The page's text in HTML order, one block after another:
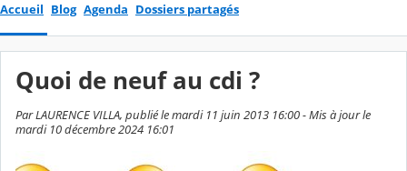
Accueil Blog Agenda Dossiers partagés
Quoi de neuf au cdi ?
Par LAURENCE VILLA, publié le mardi 11 juin 2013 16:00 - Mis à jour le
mardi 10 décembre 2024 16:01